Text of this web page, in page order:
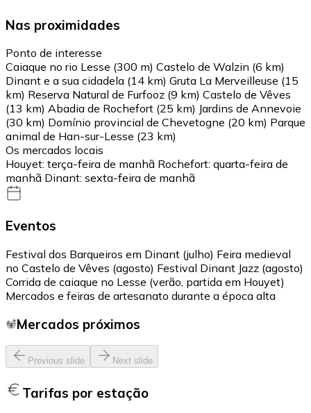
Nas proximidades
Ponto de interesse
Caiaque no rio Lesse (300 m) Castelo de Walzin (6 km)
Dinant e a sua cidadela (14 km) Gruta La Merveilleuse (15
km) Reserva Natural de Furfooz (9 km) Castelo de Vêves
(13 km) Abadia de Rochefort (25 km) Jardins de Annevoie
(30 km) Domínio provincial de Chevetogne (20 km) Parque
animal de Han-sur-Lesse (23 km)
Os mercados locais
Houyet: terça-feira de manhã Rochefort: quarta-feira de
manhã Dinant: sexta-feira de manhã
Eventos
Festival dos Barqueiros em Dinant (julho) Feira medieval
no Castelo de Vêves (agosto) Festival Dinant Jazz (agosto)
Corrida de caiaque no Lesse (verão, partida em Houyet)
Mercados e feiras de artesanato durante a época alta
Mercados próximos
Previous slide Next slide
Tarifas por estação